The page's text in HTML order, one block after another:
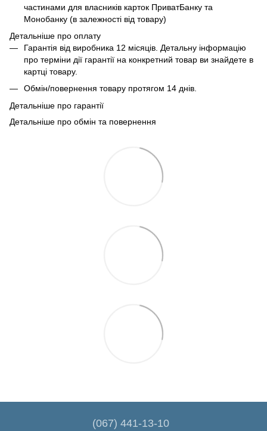
частинами для власників карток ПриватБанку та
Монобанку (в залежності від товару)
Детальніше про оплату
Гарантія від виробника 12 місяців. Детальну інформацію
про терміни дії гарантії на конкретний товар ви знайдете в
картці товару.
Обмін/повернення товару протягом 14 днів.
Детальніше про гарантії
Детальніше про обмін та повернення
(067) 441-13-10